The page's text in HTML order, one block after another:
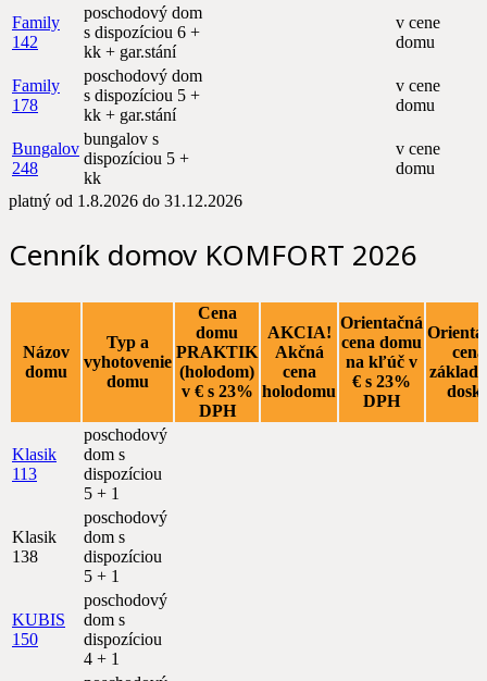
Family
142
poschodový dom
s dispozíciou 6 +
kk + gar.stání
v cene
domu
Family
178
poschodový dom
s dispozíciou 5 +
kk + gar.stání
v cene
domu
Bungalov
248
bungalov s
dispozíciou 5 +
kk
v cene
domu
platný od 1.8.2026 do 31.12.2026
Cenník domov KOMFORT 2026
Názov
domu
Typ a
vyhotovenie
domu
Cena
domu
PRAKTIK
(holodom)
v € s 23%
DPH
AKCIA!
Akčná
cena
holodomu
Orientačná
cena domu
na kľúč v
€ s 23%
DPH
cena
Klasik
113
poschodový
dom s
dispozíciou
5 + 1
Klasik
138
poschodový
dom s
dispozíciou
5 + 1
KUBIS
150
poschodový
dom s
dispozíciou
4 + 1